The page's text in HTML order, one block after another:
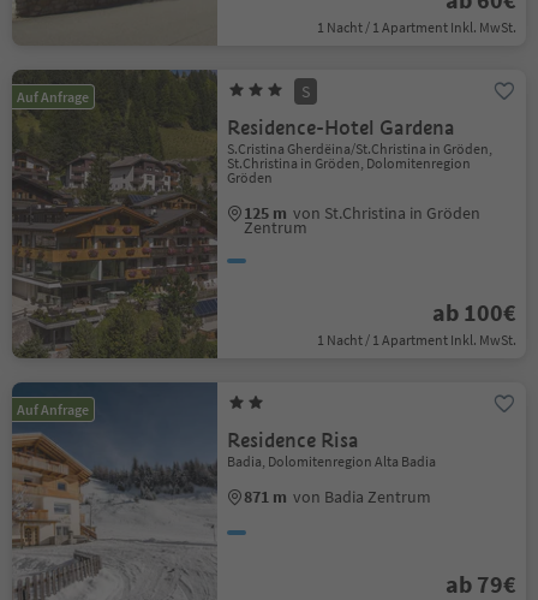
1 Nacht / 1 Apartment Inkl. MwSt.
Auf Anfrage S
Residence-Hotel Gardena
S.Cristina Gherdëina/St.Christina in Gröden,
St.Christina in Gröden, Dolomitenregion
Gröden
125 m von St.Christina in Gröden
Zentrum
ab 100€
1 Nacht / 1 Apartment Inkl. MwSt.
Auf Anfrage
Residence Risa
Badia, Dolomitenregion Alta Badia
871 m von Badia Zentrum
ab 79€